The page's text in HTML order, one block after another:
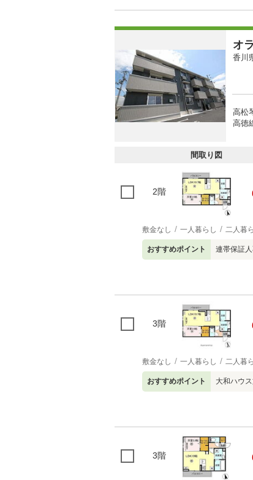
オ
香川
高松
高徳
間取り図
2階
敷金なし 一人暮らし 二人暮
おすすめポイント 連帯保証
3階
敷金なし 一人暮らし 二人暮
おすすめポイント 大和ハウ
3階